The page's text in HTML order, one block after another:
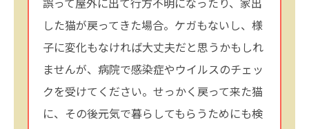
誤って屋外に出て行方不明になったり、家出
した猫が戻ってきた場合。ケガもないし、様
子に変化もなければ大丈夫だと思うかもしれ
ませんが、病院で感染症やウイルスのチェッ
クを受けてください。せっかく戻って来た猫
に、その後元気で暮らしてもらうためにも検